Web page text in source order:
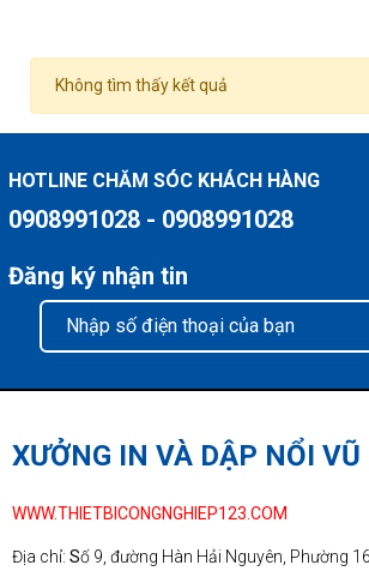
Không tìm thấy kết quả
HOTLINE CHĂM SÓC KHÁCH HÀNG
0908991028 - 0908991028
Đăng ký nhận tin
XƯỞNG IN VÀ DẬP NỔI VŨ
WWW.THIETBICONGNGHIEP123.COM
Địa chỉ: Số 9, đường Hàn Hải Nguyên, Phường